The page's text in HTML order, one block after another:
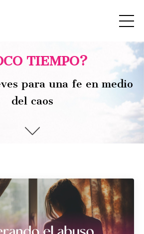
TIEMPO?
para una fe en medio
del caos